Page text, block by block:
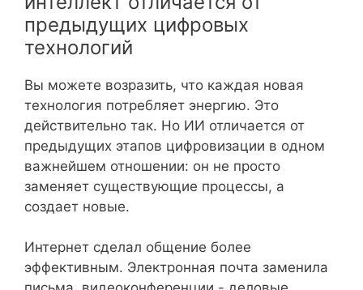
предыдущих цифровых
технологий
Вы можете возразить, что каждая новая
технология потребляет энергию. Это
действительно так. Но ИИ отличается от
предыдущих этапов цифровизации в одном
важнейшем отношении: он не просто
заменяет существующие процессы, а
создает новые.
Интернет сделал общение более
эффективным. Электронная почта заменила